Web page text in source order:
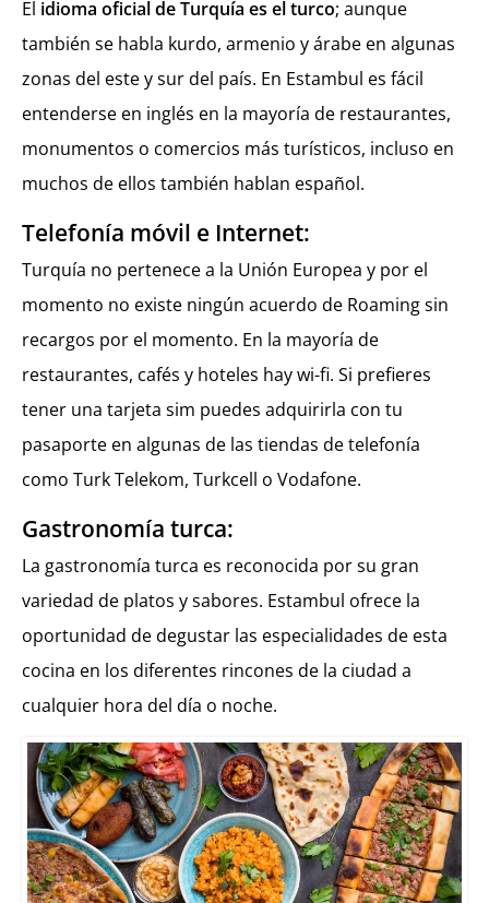
El idioma oficial de Turquía es el turco; aunque
también se habla kurdo, armenio y árabe en algunas
zonas del este y sur del país. En Estambul es fácil
entenderse en inglés en la mayoría de restaurantes,
monumentos o comercios más turísticos, incluso en
muchos de ellos también hablan español.
Telefonía móvil e Internet:
Turquía no pertenece a la Unión Europea y por el
momento no existe ningún acuerdo de Roaming sin
recargos por el momento. En la mayoría de
restaurantes, cafés y hoteles hay wi-fi. Si prefieres
tener una tarjeta sim puedes adquirirla con tu
pasaporte en algunas de las tiendas de telefonía
como Turk Telekom, Turkcell o Vodafone.
Gastronomía turca:
La gastronomía turca es reconocida por su gran
variedad de platos y sabores. Estambul ofrece la
oportunidad de degustar las especialidades de esta
cocina en los diferentes rincones de la ciudad a
cualquier hora del día o noche.